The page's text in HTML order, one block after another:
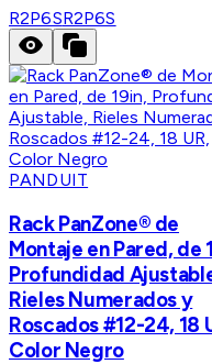
R2P6SR2P6S
PANDUIT
Rack PanZone® de
Montaje en Pared, de
Profundidad
Rieles Numerados y
Roscados #12-24, 18
Color Negro